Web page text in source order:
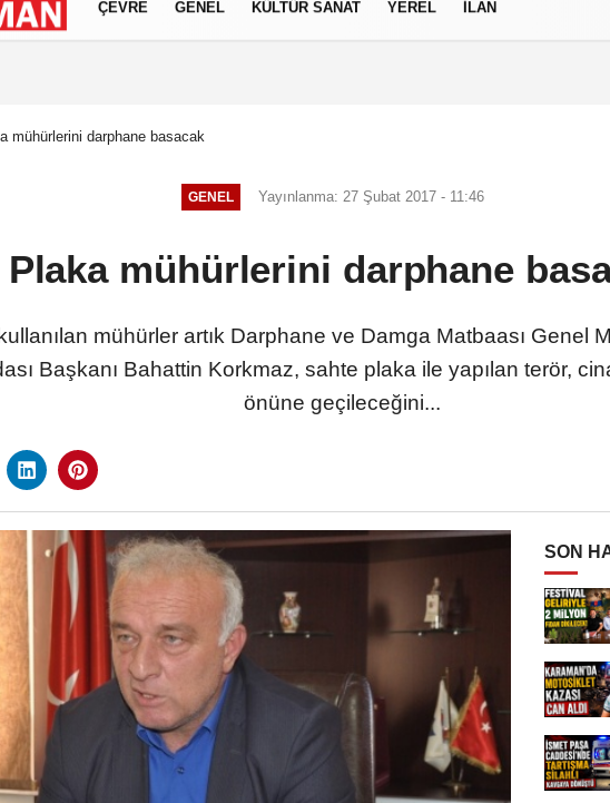
Gizlilik İlkeleri
ÇEVRE GENEL KÜLTÜR SANAT YEREL İLAN
mühürlerini darphane basacak
GENEL Yayınlanma: 27 Şubat 2017 - 11:46
Plaka mühürlerini darphane
mühürler artık Darphane ve Damga Matbaası Genel
Başkanı Bahattin Korkmaz, sahte plaka ile yapılan terör,
önüne geçileceğini...
SON